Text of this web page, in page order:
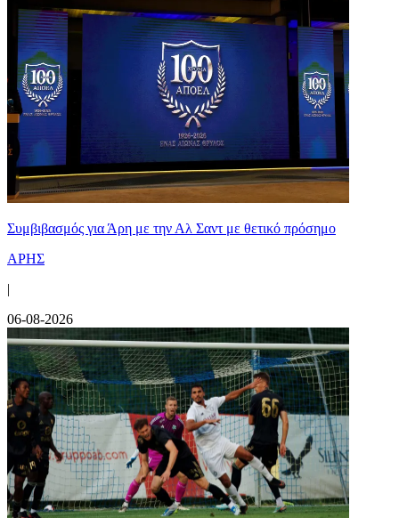
Συμβιβασμός για Άρη με την Αλ Σαντ με θετικό πρόσημο
ΑΡΗΣ
|
06-08-2026